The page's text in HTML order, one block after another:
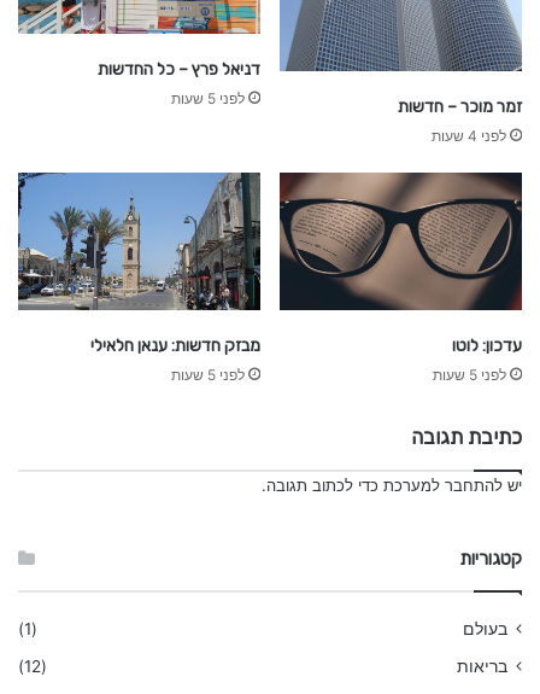
זמר מוכר – חדשות
לפני 4 שעות
דניאל פרץ – כל החדשות
לפני 5 שעות
עדכון: לוטו
לפני 5 שעות
מבזק חדשות: ענאן חלאילי
לפני 5 שעות
כתיבת תגובה
יש להתחבר למערכת כדי לכתוב תגובה.
קטגוריות
בעולם
(1)
בריאות
(12)